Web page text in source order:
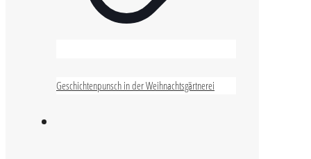
Geschichtenpunsch in der Weihnachtsgärtnerei